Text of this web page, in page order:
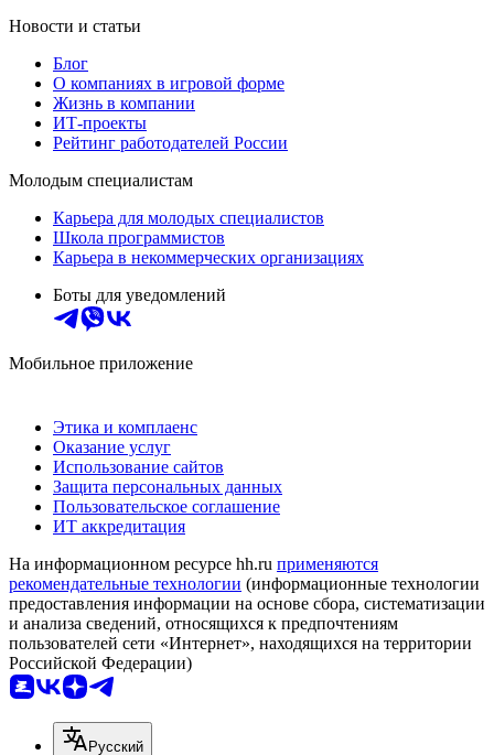
Новости и статьи
Блог
О компаниях в игровой форме
Жизнь в компании
ИТ-проекты
Рейтинг работодателей России
Молодым специалистам
Карьера для молодых специалистов
Школа программистов
Карьера в некоммерческих организациях
Боты для уведомлений
Мобильное приложение
Этика и комплаенс
Оказание услуг
Использование сайтов
Защита персональных данных
Пользовательское соглашение
ИТ аккредитация
На информационном ресурсе hh.ru применяются
рекомендательные технологии (информационные технологии
предоставления информации на основе сбора, систематизации
и анализа сведений, относящихся к предпочтениям
пользователей сети «Интернет», находящихся на территории
Российской Федерации)
Русский